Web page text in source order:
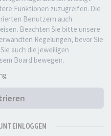
Funktionen zuzugreifen. Die
Benutzern auch
Beachten Sie bitte unsere
Regelungen, bevor Sie
auch die jeweiligen
Board bewegen.
EINLOGGEN